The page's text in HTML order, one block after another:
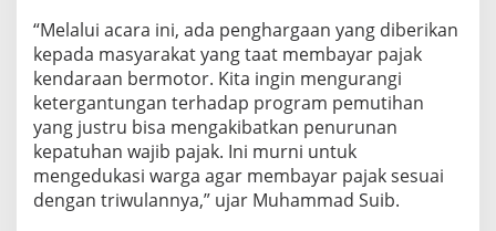
r
P
a
j
a
k
T
r
i
w
“Melalui acara ini, ada penghargaan yang diberikan
kepada masyarakat yang taat membayar pajak
kendaraan bermotor. Kita ingin mengurangi
ketergantungan terhadap program pemutihan
yang justru bisa mengakibatkan penurunan
kepatuhan wajib pajak. Ini murni untuk
mengedukasi warga agar membayar pajak sesuai
dengan triwulannya,” ujar Muhammad Suib.